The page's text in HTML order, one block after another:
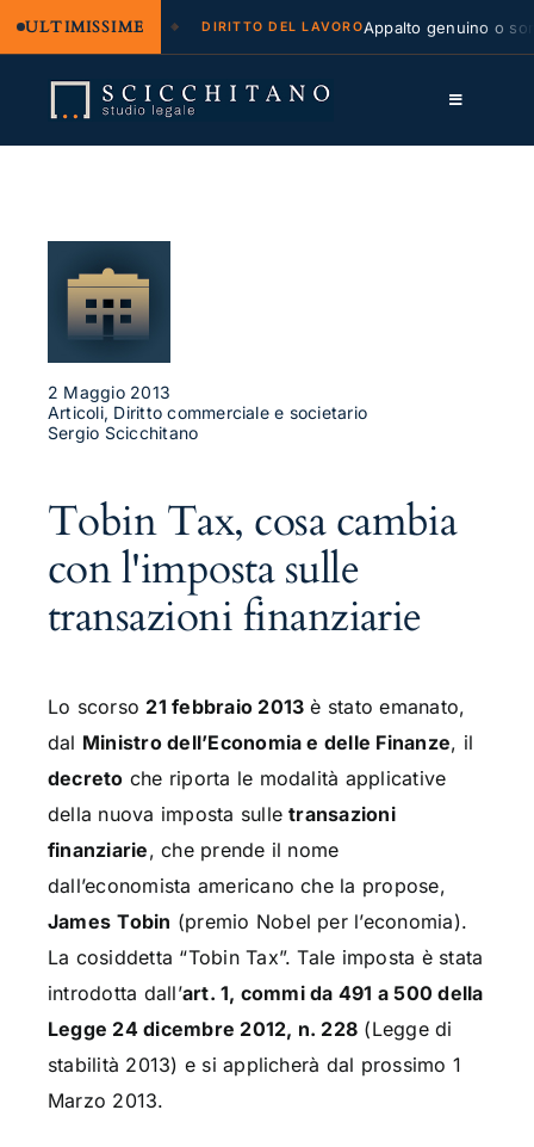
ULTIMISSIME
e regresso DIRITTO DEL LAVOROAppalto genuino o
contenuto
Toggle
Servizi
Approfondimenti
Contatti
2 Maggio 2013
Articoli, Diritto commerciale e societario
Sergio Scicchitano
Tobin Tax, cosa cambia
con l'imposta sulle
transazioni finanziarie
Lo scorso 21 febbraio 2013 è stato emanato,
dal Ministro dell’Economia e delle Finanze, il
decreto che riporta le modalità applicative
della nuova imposta sulletransazioni
finanziarie, che prende il nome
dall’economista americano che la propose,
James Tobin (premio Nobel per l’economia).
La cosiddetta “Tobin Tax”. Tale imposta è stata
introdotta dall’art. 1, commi da 491 a 500 della
Legge 24 dicembre 2012, n. 228 (Legge di
stabilità 2013) e si applicherà dal prossimo 1
Marzo 2013.